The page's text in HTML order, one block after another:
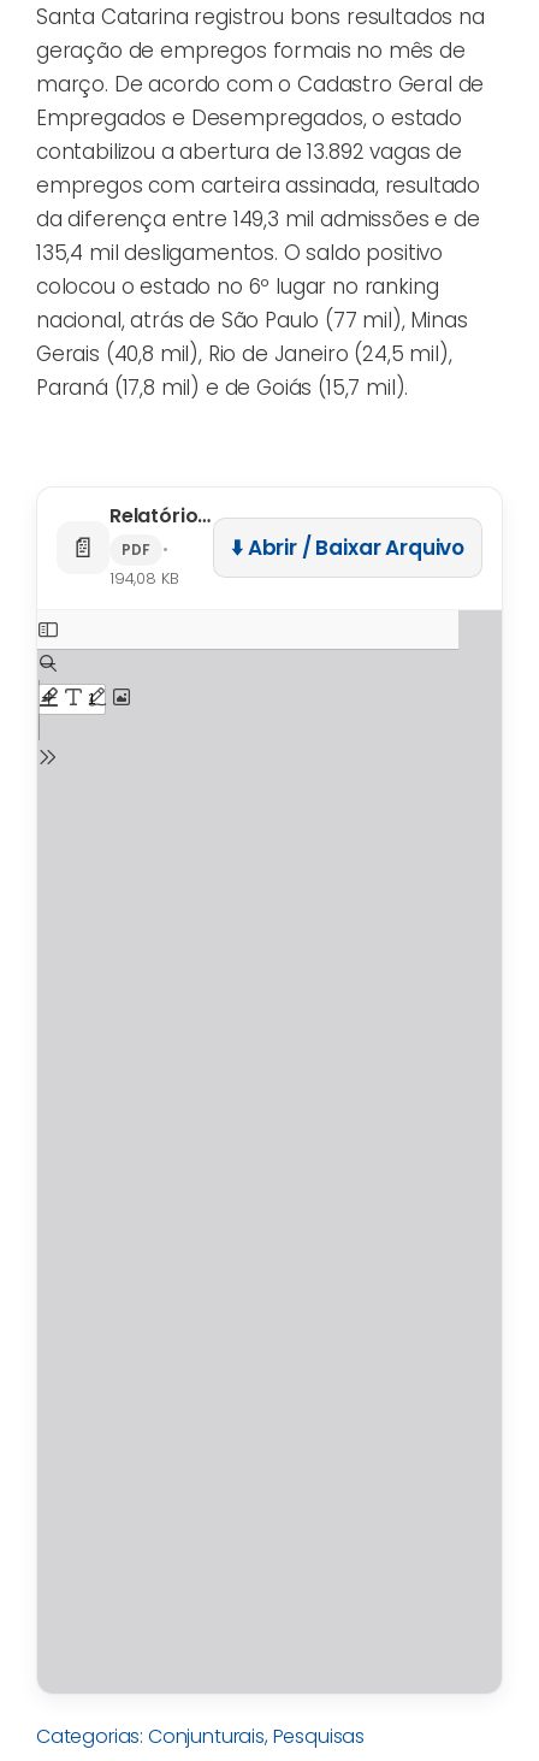
Santa Catarina registrou bons resultados na
geração de empregos formais no mês de
março. De acordo com o Cadastro Geral de
Empregados e Desempregados, o estado
contabilizou a abertura de 13.892 vagas de
empregos com carteira assinada, resultado
da diferença entre 149,3 mil admissões e de
135,4 mil desligamentos. O saldo positivo
colocou o estado no 6º lugar no ranking
nacional, atrás de São Paulo (77 mil), Minas
Gerais (40,8 mil), Rio de Janeiro (24,5 mil),
Paraná (17,8 mil) e de Goiás (15,7 mil).
📄
Relatório CAGED – Março 2024
PDF
•
194,08 KB
⬇️ Abrir / Baixar Arquivo
Categorias: Conjunturais,Pesquisas